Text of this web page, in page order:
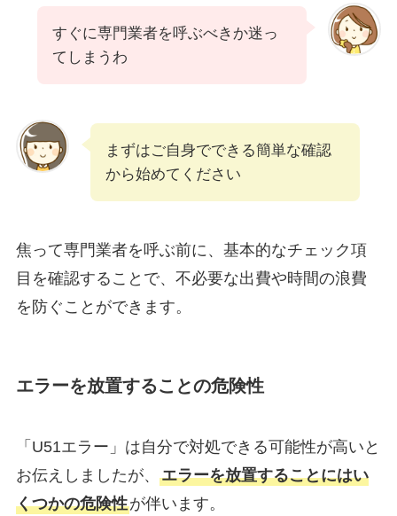
すぐに専門業者を呼ぶべきか迷っ
てしまうわ
まずはご自身でできる簡単な確認
から始めてください
焦って専門業者を呼ぶ前に、基本的なチェック項
目を確認することで、不必要な出費や時間の浪費
を防ぐことができます。
エラーを放置することの危険性
「U51エラー」は自分で対処できる可能性が高いと
お伝えしましたが、 エラーを放置することにはい
くつかの危険性が伴います。